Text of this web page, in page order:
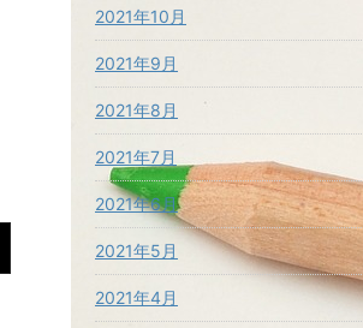
2021年10月
2021年9月
2021年8月
2021年7月
2021年6月
2021年5月
2021年4月